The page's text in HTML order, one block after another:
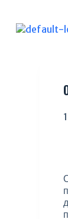
k